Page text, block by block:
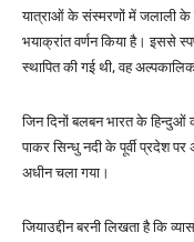
यात्राओं के संस्मरणों में जलाली के
भयाक्रांत वर्णन किया है। इससे
स्थापित की गई थी, वह
जिन दिनों बलबन भारत के
पाकर सिन्धु नदी के पूर्वी प्रदेश
अधीन चला गया।
जियाउद्दीन बरनी लिखता है कि